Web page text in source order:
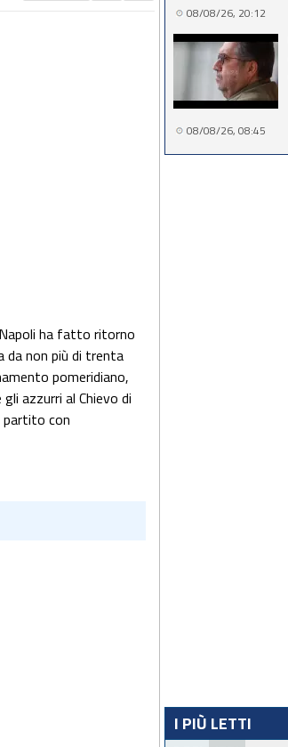
ha fatto ritorno
da non più di trenta
pomeridiano,
azzurri al Chievo di
partito con
08/08/26, 20:12
08/08/26, 08:45
I PIÙ LETTI